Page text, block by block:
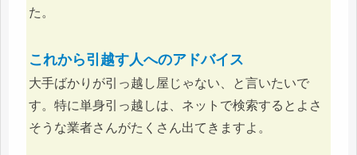
た。
これから引越す人へのアドバイス
大手ばかりが引っ越し屋じゃない、と言いたいで
す。特に単身引っ越しは、ネットで検索するとよさ
そうな業者さんがたくさん出てきますよ。